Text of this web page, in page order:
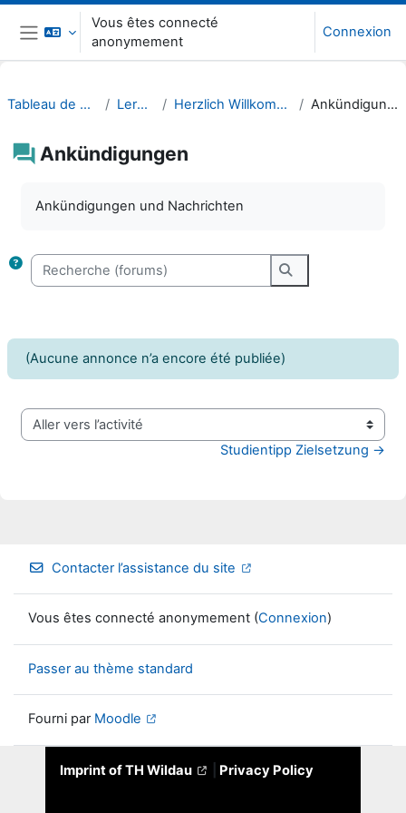
Passer au contenu principal
Panneau latéral
Vous êtes connecté
anonymement
Connexion
Tableau de bord Lernen Herzlich Willkommen! Ankündigungen
Ankündigungen
Ankündigungen und Nachrichten
Recherche (forums)
Recherche
(Aucune annonce n’a encore été publiée)
Aller vers l’activité
Studientipp Zielsetzung →
Contacter l’assistance du site
Vous êtes connecté anonymement (Connexion)
Passer au thème standard
Fourni par Moodle
Imprint of TH Wildau Privacy Policy